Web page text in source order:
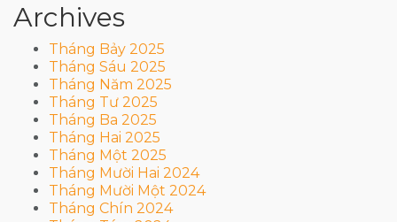
Archives
Tháng Bảy 2025
Tháng Sáu 2025
Tháng Năm 2025
Tháng Tư 2025
Tháng Ba 2025
Tháng Hai 2025
Tháng Một 2025
Tháng Mười Hai 2024
Tháng Mười Một 2024
Tháng Chín 2024